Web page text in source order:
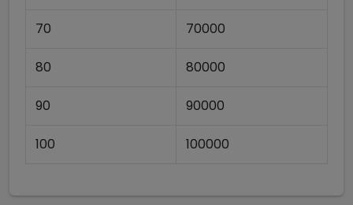
70 70000
80 80000
90 90000
100 100000